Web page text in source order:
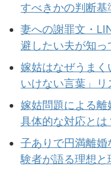
すべきかの判断基
妻への謝罪文・
避したい夫が知っ
嫁姑はなぜうま
いけない言葉」リ
嫁姑問題による離
具体的な対応とは
子ありで円満離
験者が語る理想